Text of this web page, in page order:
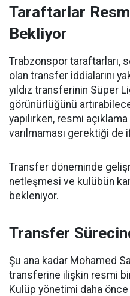
Taraftarlar
Bekliyor
Trabzonspor taraftarları,
olan transfer iddialarını
yıldız transferinin Süper
görünürlüğünü
yapılırken, resmi
varılmaması gerektiği de
Transfer döneminde
netleşmesi ve kulübün
bekleniyor.
Transfer
Şu ana kadar Mohamed
transferine ilişkin resmi
Kulüp yönetimi daha